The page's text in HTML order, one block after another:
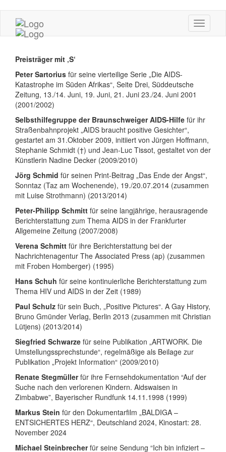
Preisträger mit ‚S‘
Peter Sartorius für seine vierteilige Serie „Die AIDS-
Katastrophe im Süden Afrikas“, Seite Drei, Süddeutsche
Zeitung, 13./14. Juni, 19. Juni, 21. Juni 23./24. Juni 2001
(2001/2002)
Selbsthilfegruppe der Braunschweiger AIDS-Hilfe für ihr
Straßenbahnprojekt „AIDS braucht positive Gesichter“,
gestartet am 31.Oktober 2009, initiiert von Jürgen Hoffmann,
Stephanie Schmidt (†) und Jean-Luc Tissot, gestaltet von der
Künstlerin Nadine Decker (2009/2010)
Jörg Schmid für seinen Print-Beitrag „Das Ende der Angst“,
Sonntaz (Taz am Wochenende), 19./20.07.2014 (zusammen
mit Luise Strothmann) (2013/2014)
Peter-Philipp Schmitt für seine langjährige, herausragende
Berichterstattung zum Thema AIDS in der Frankfurter
Allgemeine Zeitung (2007/2008)
Verena Schmitt für ihre Berichterstattung bei der
Nachrichtenagentur The Associated Press (ap) (zusammen
mit Froben Homberger) (1995)
Hans Schuh für seine kontinuierliche Berichterstattung zum
Thema HIV und AIDS in der Zeit (1989)
Paul Schulz für sein Buch, „Positive Pictures“. A Gay History,
Bruno Gmünder Verlag, Berlin 2013 (zusammen mit Christian
Lütjens) (2013/2014)
Siegfried Schwarze für seine Publikation „ARTWORK. Die
Umstellungssprechstunde“, regelmäßige als Beilage zur
Publikation „Projekt Information“ (2009/2010)
Renate Stegmüllerfür ihre Fernsehdokumentation “Auf der
Suche nach den verlorenen Kindern. Aidswaisen in
Zimbabwe”, Bayerischer Rundfunk 14.11.1998 (1999)
Markus Stein für den Dokumentarfilm „BALDIGA –
ENTSICHERTES HERZ“, Deutschland 2024, Kinostart: 28.
November 2024
Michael Steinbrecherfür seine Sendung “Ich bin infiziert –